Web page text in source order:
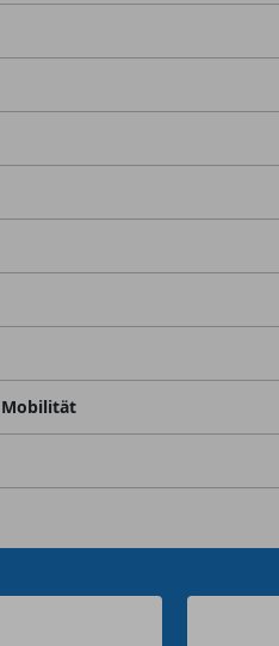
Mobilität